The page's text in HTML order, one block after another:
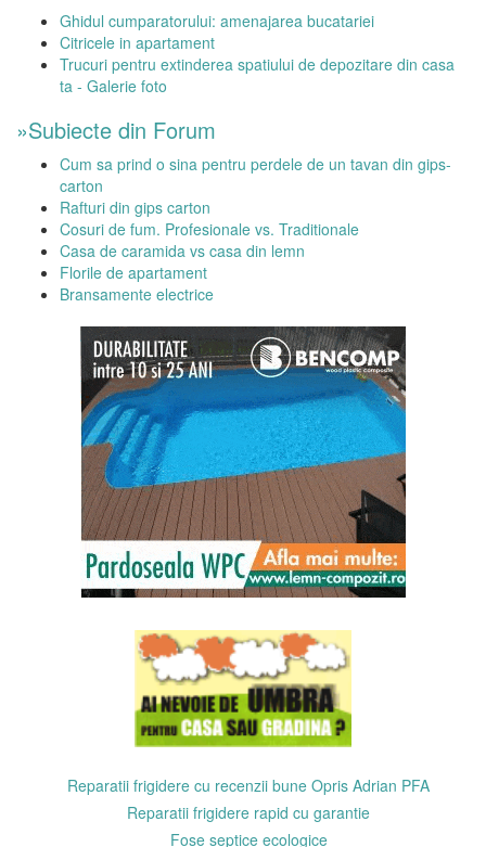
Ghidul cumparatorului: amenajarea bucatariei
Citricele in apartament
Trucuri pentru extinderea spatiului de depozitare din casa
ta - Galerie foto
»Subiecte din Forum
Cum sa prind o sina pentru perdele de un tavan din gips-
carton
Rafturi din gips carton
Cosuri de fum. Profesionale vs. Traditionale
Casa de caramida vs casa din lemn
Florile de apartament
Bransamente electrice
Reparatii frigidere cu recenzii bune Opris Adrian PFA
Reparatii frigidere rapid cu garantie
Fose septice ecologice